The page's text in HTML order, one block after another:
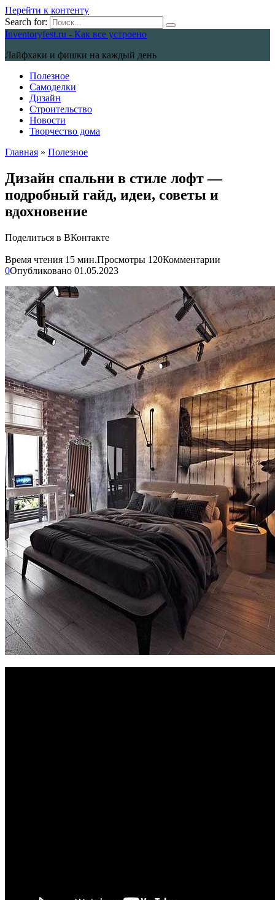
Перейти к контенту
Search for:
Inventoryfest.ru - Как все устроено
Лайфхаки и фишки на каждый день
Полезное
Самоделки
Дизайн
Строительство
Новости
Творчество дома
Главная » Полезное
Дизайн спальни в стиле лофт —
подробный гайд, идеи, советы и
вдохновение
Поделиться в ВКонтакте
Время чтения 15 мин.Просмотры 120Комментарии
0Опубликовано 01.05.2023